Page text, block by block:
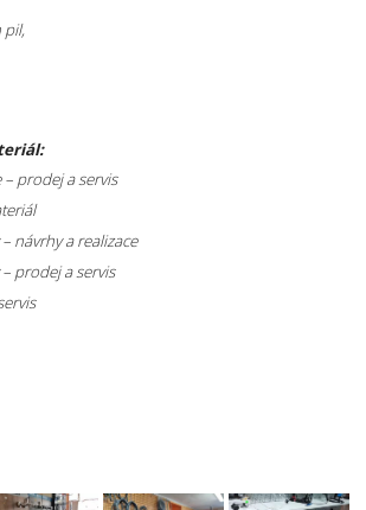
pil,
prodej a servis
návrhy a realizace
prodej a servis